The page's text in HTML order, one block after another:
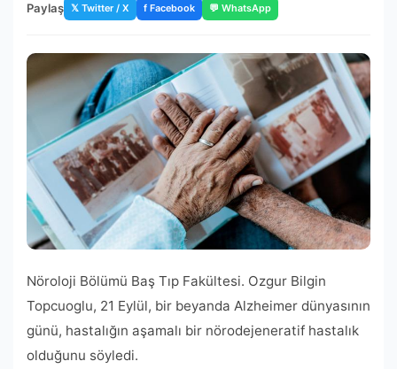
Paylaş 𝕏 Twitter / X f Facebook 💬 WhatsApp
Nöroloji Bölümü Baş Tıp Fakültesi. Ozgur Bilgin
Topcuoglu, 21 Eylül, bir beyanda Alzheimer dünyasının
günü, hastalığın aşamalı bir nörodejeneratif hastalık
olduğunu söyledi.